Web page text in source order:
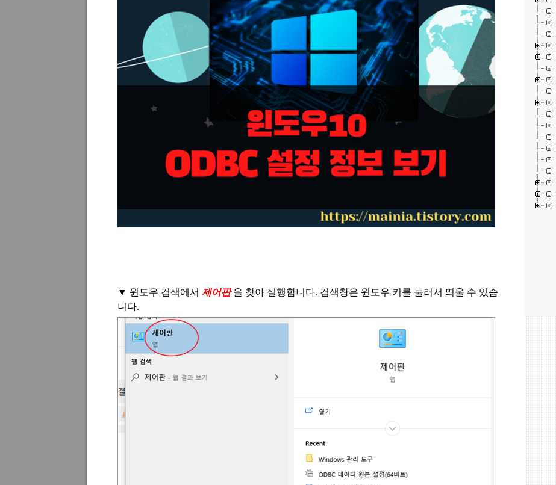
▼ 윈도우 검색에서 제어판 을 찾아 실행합니다. 검색창은 윈도우 키를 눌러서 띄울 수 있습
니다.